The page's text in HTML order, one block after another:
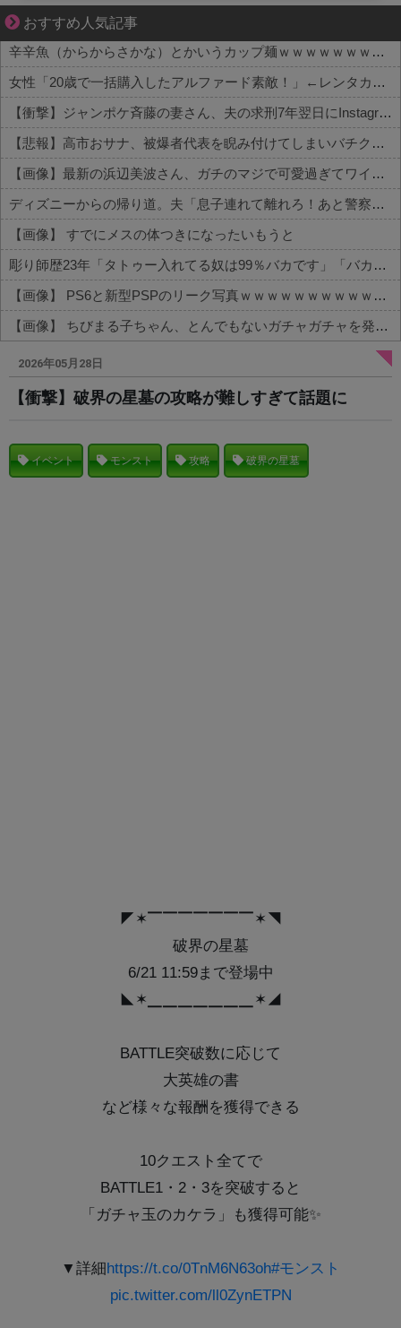
おすすめ人気記事
爽やか青年に忍び寄るストーカー疑惑
辛辛魚（からからさかな）とかいうカップ麺ｗｗｗｗｗｗｗｗｗｗ
女性「20歳で一括購入したアルファード素敵！」←レンタカーだろと批判殺到
【衝撃】ジャンポケ斉藤の妻さん、夫の求刑7年翌日にInstagram更新しSNS民をザワつかせてしまう…
【悲報】高市おサナ、被爆者代表を睨み付けてしまいバチクソ炎上し始めるｗｗｗｗｗｗｗｗｗ
【画像】最新の浜辺美波さん、ガチのマジで可愛過ぎてワイらをドキドキさせてしまうw w w w w w w
ディズニーからの帰り道。夫「息子連れて離れろ！あと警察に通報！」私「助けて！」駅員「どうしました！？」→トンデモナイことに…
【画像】 すでにメスの体つきになったいもうと
彫り師歴23年「タトゥー入れてる奴は99％バカです」「バカは5000円が好き」無断キャンセル、挨拶できない、金がない…客層をぶっちゃけ
【画像】 PS6と新型PSPのリーク写真ｗｗｗｗｗｗｗｗｗｗｗｗｗｗｗｗｗｗｗ
【画像】 ちびまる子ちゃん、とんでもないガチャガチャを発売してしまうｗｗｗｗ
Powered by livedoor 相互RSS
2026年05月28日
【衝撃】破界の星墓の攻略が難しすぎて話題に
イベント モンスト 攻略 破界の星墓
◤✶▔▔▔▔▔▔▔✶◥
破界の星墓
6/21 11:59まで登場中
◣✶▁▁▁▁▁▁▁✶◢
BATTLE突破数に応じて
大英雄の書
など様々な報酬を獲得できる
10クエスト全てで
BATTLE1・2・3を突破すると
「ガチャ玉のカケラ」も獲得可能✨
▼詳細https://t.co/0TnM6N63oh#モンスト
pic.twitter.com/ll0ZynETPN